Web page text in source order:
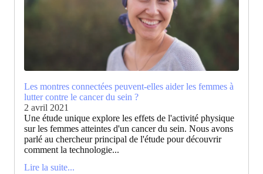
Les montres connectées peuvent-elles aider les femmes à
lutter contre le cancer du sein ?
2 avril 2021
Une étude unique explore les effets de l'activité physique
sur les femmes atteintes d'un cancer du sein. Nous avons
parlé au chercheur principal de l'étude pour découvrir
comment la technologie...
Lire la suite...